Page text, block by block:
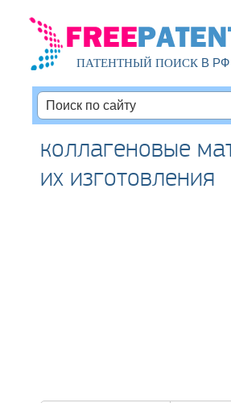
ПАТЕНТНЫЙ ПОИСКВ РФ
коллагеновые
их изготовления